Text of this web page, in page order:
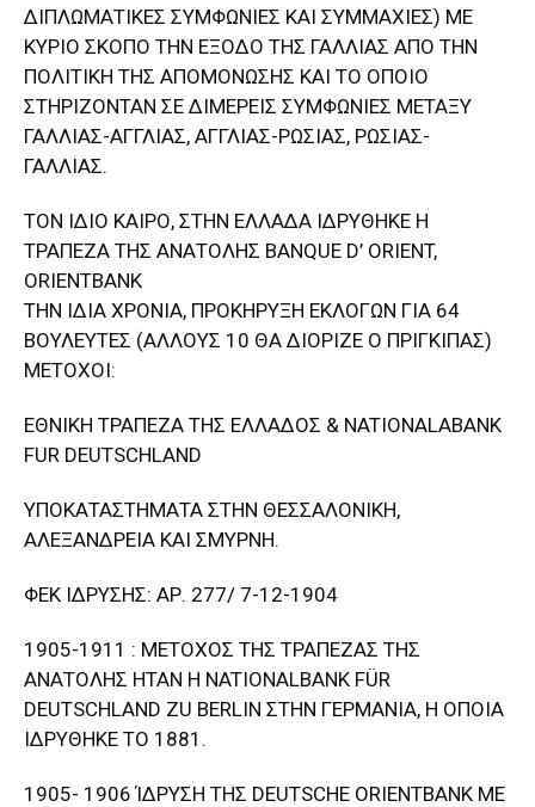
ΔΙΠΛΩΜΑΤΙΚΕΣ ΣΥΜΦΩΝΙΕΣ ΚΑΙ ΣΥΜΜΑΧΙΕΣ) ΜΕ
ΚΥΡΙΟ ΣΚΟΠΟ ΤΗΝ ΕΞΟΔΟ ΤΗΣ ΓΑΛΛΙΑΣ ΑΠΟ ΤΗΝ
ΠΟΛΙΤΙΚΗ ΤΗΣ ΑΠΟΜΟΝΩΣΗΣ ΚΑΙ ΤΟ ΟΠΟΙΟ
ΣΤΗΡΙΖΟΝΤΑΝ ΣΕ ΔΙΜΕΡΕΙΣ ΣΥΜΦΩΝΙΕΣ ΜΕΤΑΞΥ
ΓΑΛΛΙΑΣ-ΑΓΓΛΙΑΣ, ΑΓΓΛΙΑΣ-ΡΩΣΙΑΣ, ΡΩΣΙΑΣ-
ΓΑΛΛΙΑΣ.
ΤΟΝ ΙΔΙΟ ΚΑΙΡΟ, ΣΤΗΝ ΕΛΛΑΔΑ ΙΔΡΥΘΗΚΕ Η
ΤΡΑΠΕΖΑ ΤΗΣ ΑΝΑΤΟΛΗΣ BANQUE D’ ORIENT,
ORIENTBANK
ΤΗΝ ΙΔΙΑ ΧΡΟΝΙΑ, ΠΡΟΚΗΡΥΞΗ ΕΚΛΟΓΩΝ ΓΙΑ 64
ΒΟΥΛΕΥΤΕΣ (ΑΛΛΟΥΣ 10 ΘΑ ΔΙΟΡΙΖΕ Ο ΠΡΙΓΚΙΠΑΣ)
ΜΕΤΟΧΟΙ:
ΕΘΝΙΚΗ ΤΡΑΠΕΖΑ ΤΗΣ ΕΛΛΑΔΟΣ & NATIONALABANK
FUR DEUTSCHLAND
ΥΠΟΚΑΤΑΣΤΗΜΑΤΑ ΣΤΗΝ ΘΕΣΣΑΛΟΝΙΚΗ,
ΑΛΕΞΑΝΔΡΕΙΑ ΚΑΙ ΣΜΥΡΝΗ.
ΦΕΚ ΙΔΡΥΣΗΣ: ΑΡ. 277/ 7-12-1904
1905-1911 : ΜΕΤΟΧΟΣ ΤΗΣ ΤΡΑΠΕΖΑΣ ΤΗΣ
ΑΝΑΤΟΛΗΣ ΗΤΑΝ Η NATIONALBANK FÜR
DEUTSCHLAND ZU BERLIN ΣΤΗΝ ΓΕΡΜΑΝΙΑ, Η ΟΠΟΙΑ
ΙΔΡΥΘΗΚΕ ΤΟ 1881.
1905- 1906 ΊΔΡΥΣΗ ΤΗΣ DEUTSCHE ORIENTBANK ΜΕ